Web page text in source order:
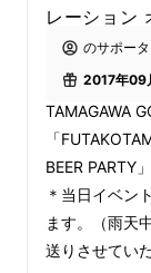
開催場所
もほど近
囲まれ、
の広場な
が芝生にシ
たりと楽
どのんび
レーション
のサポー
2017年09
TAMAGAWA
「
BEER PARTY
＊当日イベン
ます。（雨天
送りさせてい